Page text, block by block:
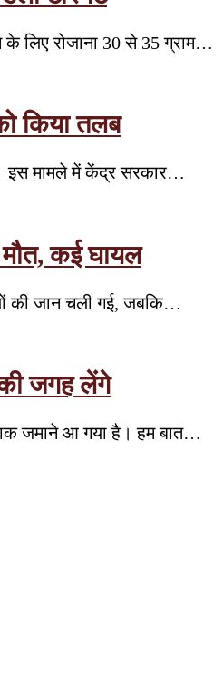
लिए रोजाना 30 से 35 ग्राम…
किया तलब
इस मामले में केंद्र सरकार…
मौत, कई घायल
की जान चली गई, जबकि…
की जगह लेंगे
जमाने आ गया है। हम बात…